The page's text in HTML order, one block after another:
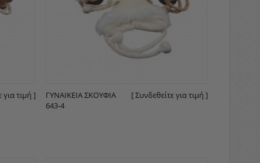
για τιμή ]
ΓΥΝΑΙΚΕΊΑ ΣΚΟΥΦΙΆ
643-4
[ Συνδεθείτε για τιμή ]